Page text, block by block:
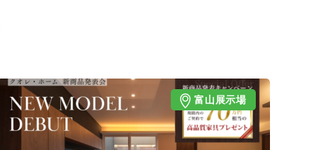
富山展示場